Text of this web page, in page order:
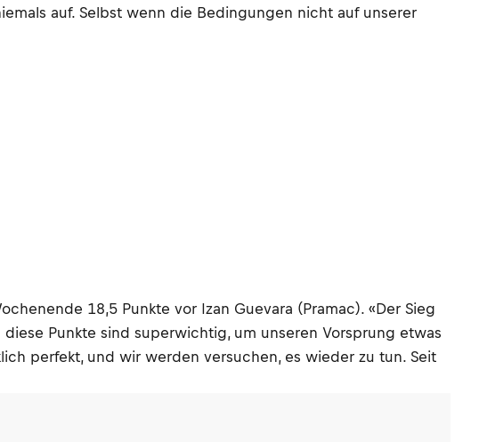
auf. Selbst wenn die Bedingungen nicht auf unserer
18,5 Punkte vor Izan Guevara (Pramac). «Der Sieg
Punkte sind superwichtig, um unseren Vorsprung etwas
perfekt, und wir werden versuchen, es wieder zu tun. Seit